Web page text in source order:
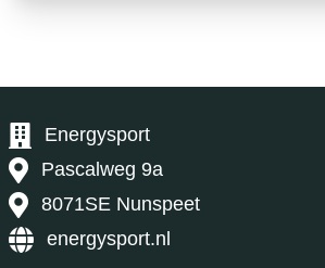
Energysport
Pascalweg 9a
8071SE Nunspeet
energysport.nl